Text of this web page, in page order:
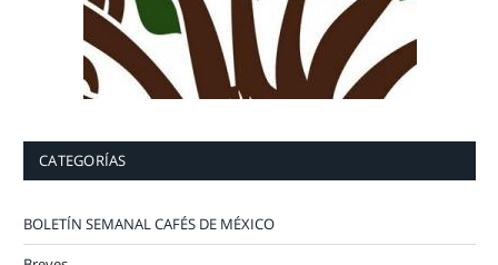
CATEGORÍAS
BOLETÍN SEMANAL CAFÉS DE MÉXICO